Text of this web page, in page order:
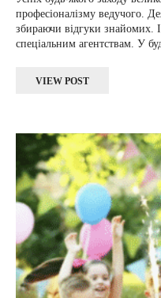
професіоналізму ведучого.
збираючи відгуки знайомих.
спеціальним агентствам. У
VIEW POST